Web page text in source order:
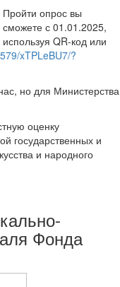
Пройти опрос вы
сможете с 01.01.2025,
используя QR-код или
xTPLeBU7/?
но для Министерства
оценку
государственных и
и народного
Фонда